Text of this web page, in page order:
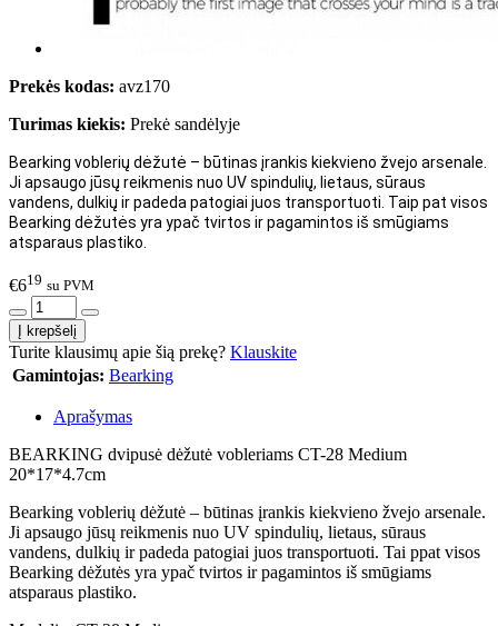
Prekės kodas: avz170
Turimas kiekis: Prekė sandėlyje
Bearking voblerių dėžutė – būtinas įrankis kiekvieno žvejo arsenale.
Ji apsaugo jūsų reikmenis nuo UV spindulių, lietaus, sūraus
vandens, dulkių ir padeda patogiai juos transportuoti. Taip pat visos
Bearking dėžutės yra ypač tvirtos ir pagamintos iš smūgiams
atsparaus plastiko.
€619 su PVM
Turite klausimų apie šią prekę? Klauskite
Gamintojas: Bearking
Aprašymas
BEARKING dvipusė dėžutė vobleriams CT-28 Medium
20*17*4.7cm
Bearking voblerių dėžutė – būtinas įrankis kiekvieno žvejo arsenale.
Ji apsaugo jūsų reikmenis nuo UV spindulių, lietaus, sūraus
vandens, dulkių ir padeda patogiai juos transportuoti. Tai ppat visos
Bearking dėžutės yra ypač tvirtos ir pagamintos iš smūgiams
atsparaus plastiko.